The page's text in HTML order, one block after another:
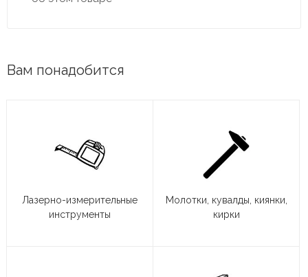
Вам понадобится
Лазерно-измерительные
инструменты
Молотки, кувалды, киянки,
кирки